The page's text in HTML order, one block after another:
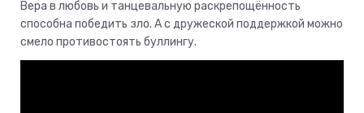
Вера в любовь и танцевальную раскрепощённость
способна победить зло. А с дружеской поддержкой можно
смело противостоять буллингу.